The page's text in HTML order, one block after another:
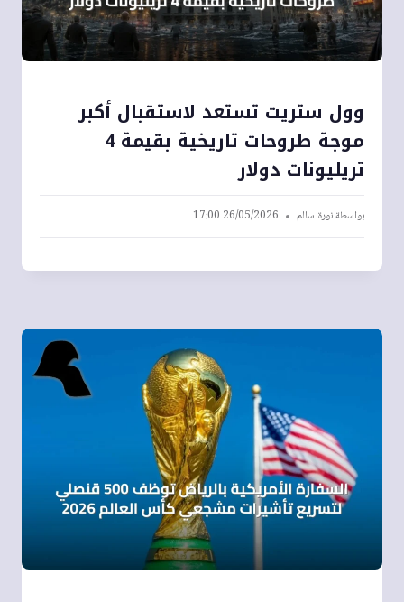
وول ستريت تستعد لاستقبال أكبر
موجة طروحات تاريخية بقيمة 4
تريليونات دولار
بواسطةنورة سالم 26/05/2026 17:00